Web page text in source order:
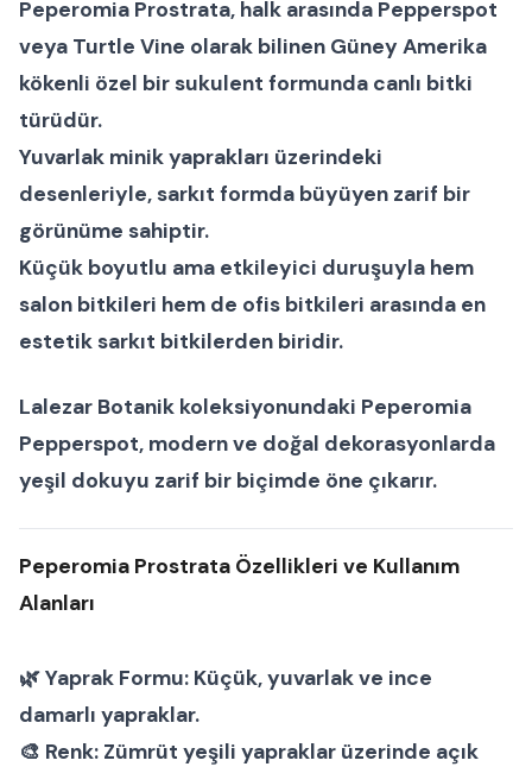
Peperomia Prostrata, halk arasında Pepperspot
veya Turtle Vine olarak bilinen Güney Amerika
kökenli özel birsukulent formunda canlı bitki
türüdür.
Yuvarlak minik yaprakları üzerindeki
desenleriyle, sarkıt formda büyüyen zarif bir
görünüme sahiptir.
Küçük boyutlu ama etkileyici duruşuyla hem
salon bitkileri hem de ofis bitkileri arasında en
estetik sarkıt bitkilerden biridir.
Lalezar Botanik koleksiyonundaki Peperomia
Pepperspot, modern ve doğal dekorasyonlarda
yeşil dokuyu zarif bir biçimde öne çıkarır.
Peperomia Prostrata Özellikleri ve Kullanım
Alanları
🌿Yaprak Formu: Küçük, yuvarlak ve ince
damarlı yapraklar.
🎨 Renk: Zümrüt yeşili yapraklar üzerinde açık